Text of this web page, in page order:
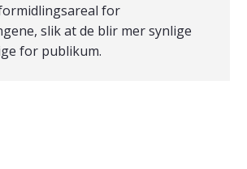
for
slik at de blir mer synlige
for publikum.